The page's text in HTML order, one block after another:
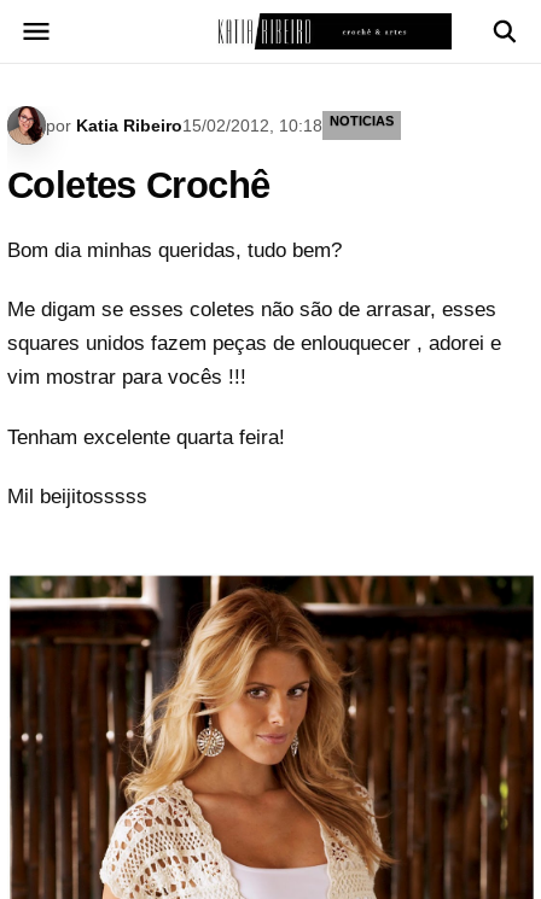
para
por Katia Ribeiro15/02/2012, 10:18 NOTICIAS
Coletes Crochê
Bom dia minhas queridas, tudo bem?
Me digam se esses coletes não são de arrasar, esses
squares unidos fazem peças de enlouquecer , adorei e
vim mostrar para vocês !!!
Tenham excelente quarta feira!
Mil beijitosssss